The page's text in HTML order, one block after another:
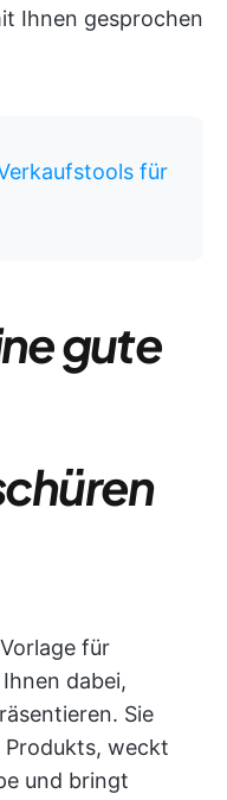
Ihnen gesprochen
für
gute
für
dabei,
Sie
Produkts, weckt
und bringt